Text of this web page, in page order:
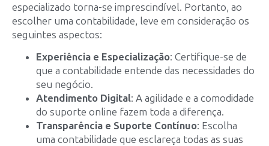
especializado torna-se imprescindível. Portanto, ao
escolher uma contabilidade, leve em consideração os
seguintes aspectos:
Experiência e Especialização: Certifique-se de
que a contabilidade entende das necessidades do
seu negócio.
Atendimento Digital: A agilidade e a comodidade
do suporte online fazem toda a diferença.
Transparência e Suporte Contínuo: Escolha
uma contabilidade que esclareça todas as suas